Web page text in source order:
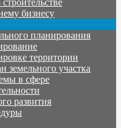
бизнесу
планирования
территории
земельного участка
в сфере
развития